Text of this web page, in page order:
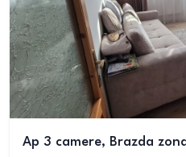
Ap 3 camere, Brazda